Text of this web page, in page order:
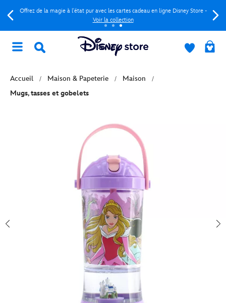
Offrez de la magie à l'état pur avec les cartes cadeau en ligne Disney Store -
Voir la collection
Accueil Maison & Papeterie
Maison
Mugs, tasses et gobelets